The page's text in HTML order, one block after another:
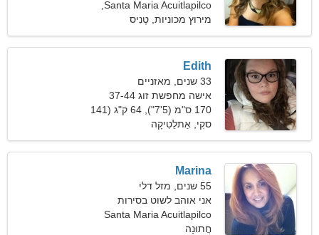
מקסיקו
מירוץ מכוניות, טֶנִיס
Edith
33 שנים, מאזניים
אישה מחפשת זוג 37-44
170 ס"מ (5'7"), 64 ק"ג (141
פאונד)
סקִי, אַתלֵטִיקָה
Marina
55 שנים, מזל דלי
אני אוהב לשוט בסירות
ולטייל באוויר הצח
Santa Maria Acuitlapilco
חֲתוּנָה